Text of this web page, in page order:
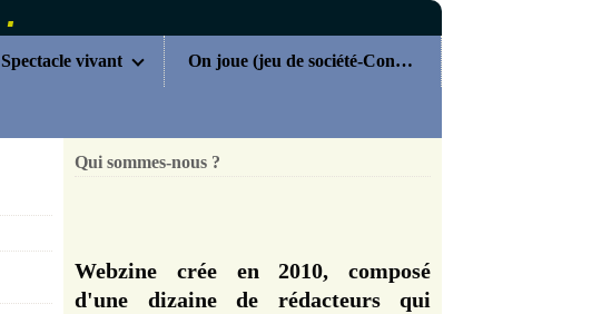
Spectacle vivant On joue (jeu de société-Concours)
Qui sommes-nous ?
Webzine crée en 2010, composé
d'une dizaine de rédacteurs qui